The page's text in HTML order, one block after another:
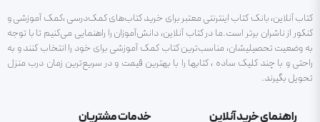
کتاب آنلاین، بانک کتاب اینترنتی معتبر برای خرید کتاب‌های کمک‌درسی ،کمک آموزشی و
کنکور از ناشران برتر است.ما در کتاب آنلاین، دانش‌آموزان را راهنمایی می‌کنیم تا با توجه
به وضعیت تحصیلیشان، مناسب‌ترین کتاب کمک آموزشی برای خود را انتخاب کنند و به
راحتی و با چند کلیک ساده ، کتابها را با بهترین قیمت و در سریع‌ترین زمان درب منزل
تحویل بگیرند.
راهنمای خرید آنلاین خدمات مشتریان